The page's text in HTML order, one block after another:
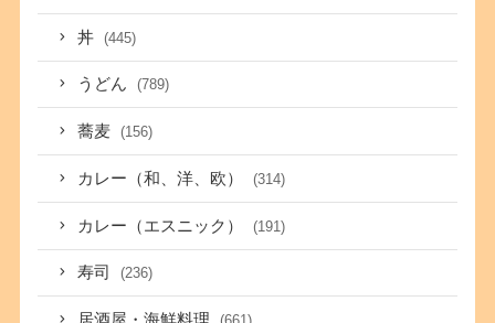
丼 (445)
うどん (789)
蕎麦 (156)
カレー（和、洋、欧） (314)
カレー（エスニック） (191)
寿司 (236)